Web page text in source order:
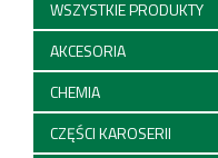
WSZYSTKIE PRODUKTY
AKCESORIA
CHEMIA
CZĘŚCI KAROSERII